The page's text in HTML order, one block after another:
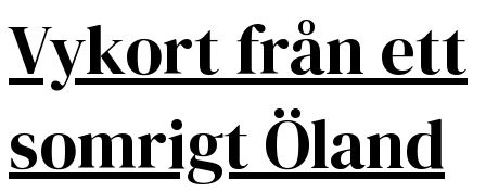
Vykort från ett
somrigt Öland